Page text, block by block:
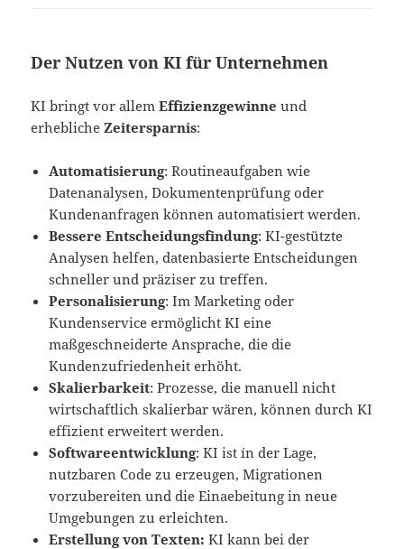
Der Nutzen von KI für Unternehmen
KI bringt vor allemEffizienzgewinne und
erhebliche Zeitersparnis:
Automatisierung: Routineaufgaben wie
Datenanalysen, Dokumentenprüfung oder
Kundenanfragen können automatisiert werden.
Bessere Entscheidungsfindung: KI-gestützte
Analysen helfen, datenbasierte Entscheidungen
schneller und präziser zu treffen.
Personalisierung: Im Marketing oder
Kundenservice ermöglicht KI eine
maßgeschneiderte Ansprache, die die
Kundenzufriedenheit erhöht.
Skalierbarkeit: Prozesse, die manuell nicht
wirtschaftlich skalierbar wären, können durch KI
effizient erweitert werden.
Softwareentwicklung: KI ist ín der Lage,
nutzbaren Code zu erzeugen, Migrationen
vorzubereiten und die Einaebeitung in neue
Umgebungen zu erleichten.
Erstellung von Texten: KI kann bei der